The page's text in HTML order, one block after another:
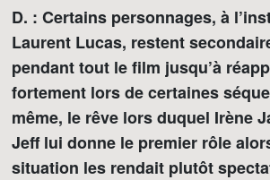
D. : Certains personnages, à
Laurent Lucas, restent
pendant tout le film jusqu’à
fortement lors de certaines
même, le rêve lors duquel Irène
Jeff lui donne le premier rôle
situation les rendait plutôt